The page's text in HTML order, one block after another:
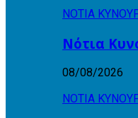
ΝΟΤΙΑ
Νότια
08/08/2026
ΝΟΤΙΑ